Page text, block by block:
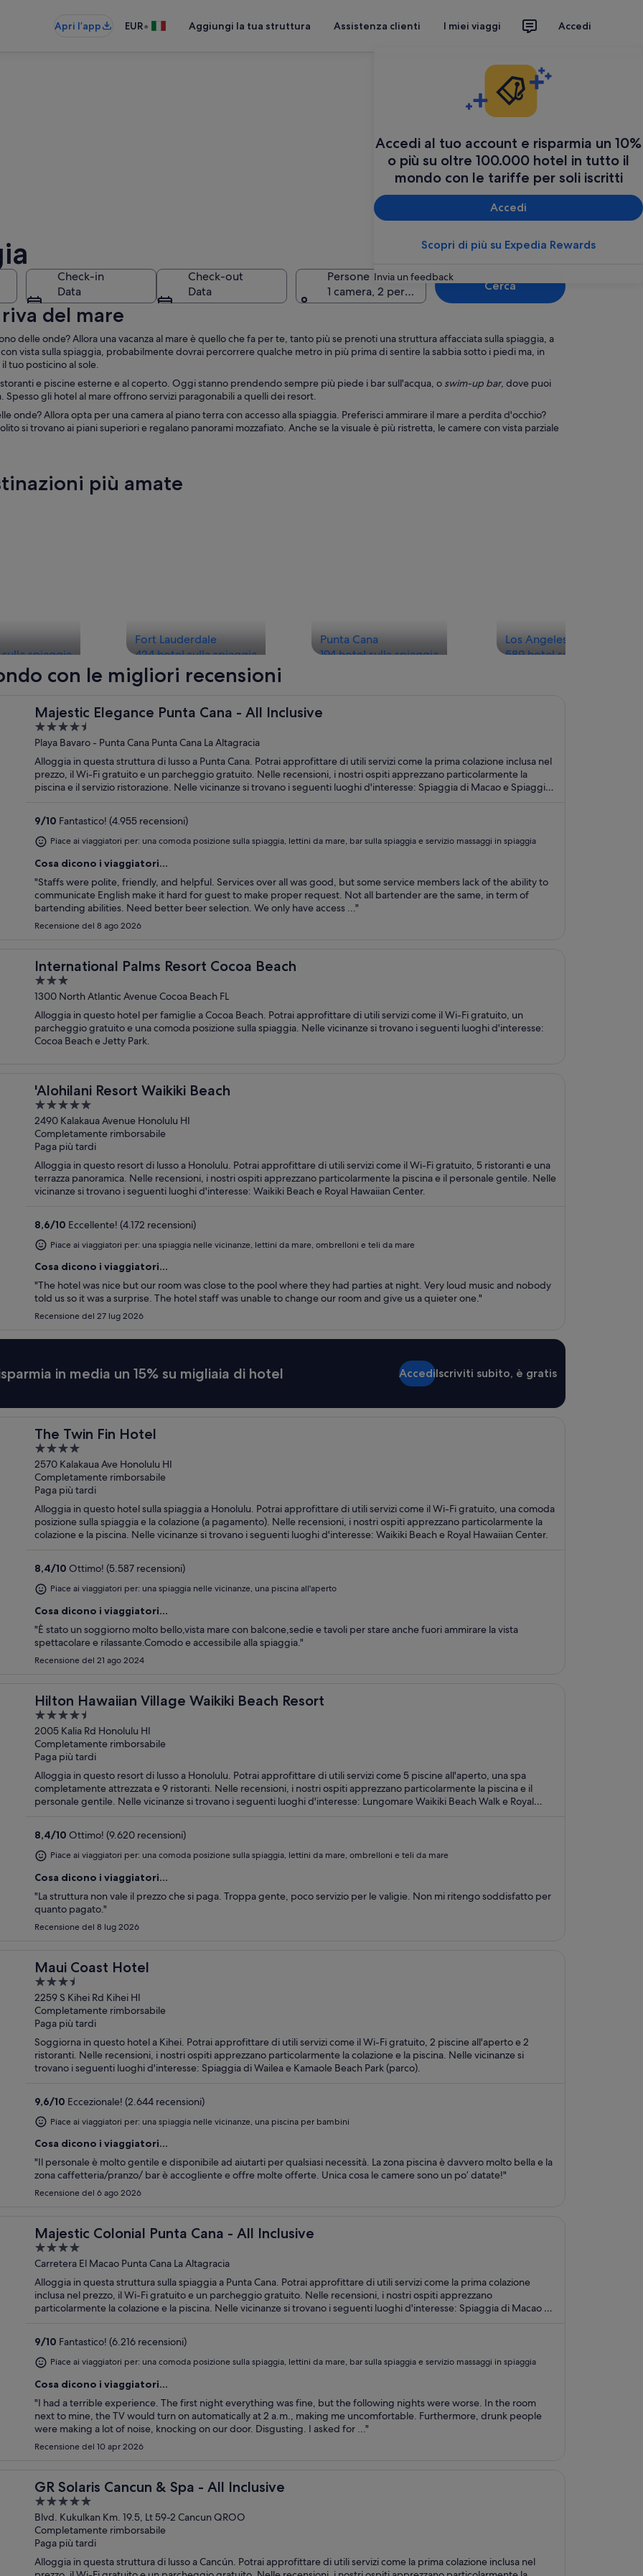
Apri l’app EUR• Aggiungi la tua struttura Assistenza clienti I miei viaggi Accedi
Accedi al tuo account e risparmia un 10%
o più su oltre 100.000 hotel in tutto il
mondo con le tariffe per soli iscritti
Accedi
Scopri di più su Expedia Rewards
Invia un feedback
Check-in
Data
Check-out
Data
Persone
1 camera, 2 persone
Cerca
del mare
delle onde? Allora una vacanza al mare è quello che fa per te, tanto più se prenoti una struttura affacciata sulla spiaggia, a
vista sulla spiaggia, probabilmente dovrai percorrere qualche metro in più prima di sentire la sabbia sotto i piedi ma, in
tuo posticino al sole.
e piscine esterne e al coperto. Oggi stanno prendendo sempre più piede i bar sull'acqua, o swim-up bar, dove puoi
gli hotel al mare offrono servizi paragonabili a quelli dei resort.
onde? Allora opta per una camera al piano terra con accesso alla spiaggia. Preferisci ammirare il mare a perdita d'occhio?
si trovano ai piani superiori e regalano panorami mozzafiato. Anche se la visuale è più ristretta, le camere con vista parziale
più amate
spiaggia
Fort Lauderdale
424 hotel sulla spiaggia
Punta Cana
194 hotel sulla spiaggia
Los Angeles
589 hotel sulla spiaggia
con le migliori recensioni
Majestic Elegance Punta Cana - All Inclusive
4.5
out
of
5
Playa Bavaro - Punta Cana Punta Cana La Altagracia
Alloggia in questa struttura di lusso a Punta Cana. Potrai approfittare di utili servizi come la prima colazione inclusa nel
prezzo, il Wi-Fi gratuito e un parcheggio gratuito. Nelle recensioni, i nostri ospiti apprezzano particolarmente la
piscina e il servizio ristorazione. Nelle vicinanze si trovano i seguenti luoghi d'interesse: Spiaggia di Macao e Spiaggia
9/10 Fantastico! (4.955 recensioni)
Piace ai viaggiatori per: una comoda posizione sulla spiaggia, lettini da mare, bar sulla spiaggia e servizio massaggi in spiaggia
Cosa dicono i viaggiatori...
"Staffs were polite, friendly, and helpful. Services over all was good, but some service members lack of the ability to
communicate English make it hard for guest to make proper request. Not all bartender are the same, in term of
bartending abilities. Need better beer selection. We only have access ..."
Recensione del 8 ago 2026
International Palms Resort Cocoa Beach
3
out
of
5
1300 North Atlantic Avenue Cocoa Beach FL
Alloggia in questo hotel per famiglie a Cocoa Beach. Potrai approfittare di utili servizi come il Wi-Fi gratuito, un
parcheggio gratuito e una comoda posizione sulla spiaggia. Nelle vicinanze si trovano i seguenti luoghi d'interesse:
Cocoa Beach e Jetty Park.
'Alohilani Resort Waikiki Beach
5
out
of
5
2490 Kalakaua Avenue Honolulu HI
Completamente rimborsabile
Paga più tardi
Alloggia in questo resort di lusso a Honolulu. Potrai approfittare di utili servizi come il Wi-Fi gratuito, 5 ristoranti e una
terrazza panoramica. Nelle recensioni, i nostri ospiti apprezzano particolarmente la piscina e il personale gentile. Nelle
vicinanze si trovano i seguenti luoghi d'interesse: Waikiki Beach e Royal Hawaiian Center.
8,6/10 Eccellente! (4.172 recensioni)
Piace ai viaggiatori per: una spiaggia nelle vicinanze, lettini da mare, ombrelloni e teli da mare
Cosa dicono i viaggiatori...
"The hotel was nice but our room was close to the pool where they had parties at night. Very loud music and nobody
told us so it was a surprise. The hotel staff was unable to change our room and give us a quieter one."
Recensione del 27 lug 2026
in media un 15% su migliaia di hotel AccediIscriviti subito, è gratis
The Twin Fin Hotel
4
out
of
5
2570 Kalakaua Ave Honolulu HI
Completamente rimborsabile
Paga più tardi
Alloggia in questo hotel sulla spiaggia a Honolulu. Potrai approfittare di utili servizi come il Wi-Fi gratuito, una comoda
posizione sulla spiaggia e la colazione (a pagamento). Nelle recensioni, i nostri ospiti apprezzano particolarmente la
colazione e la piscina. Nelle vicinanze si trovano i seguenti luoghi d'interesse: Waikiki Beach e Royal Hawaiian Center.
8,4/10 Ottimo! (5.587 recensioni)
Piace ai viaggiatori per: una spiaggia nelle vicinanze, una piscina all'aperto
Cosa dicono i viaggiatori...
"È stato un soggiorno molto bello,vista mare con balcone,sedie e tavoli per stare anche fuori ammirare la vista
spettacolare e rilassante.Comodo e accessibile alla spiaggia."
Recensione del 21 ago 2024
Hilton Hawaiian Village Waikiki Beach Resort
4.5
out
of
5
2005 Kalia Rd Honolulu HI
Completamente rimborsabile
Paga più tardi
Alloggia in questo resort di lusso a Honolulu. Potrai approfittare di utili servizi come 5 piscine all'aperto, una spa
completamente attrezzata e 9 ristoranti. Nelle recensioni, i nostri ospiti apprezzano particolarmente la piscina e il
personale gentile. Nelle vicinanze si trovano i seguenti luoghi d'interesse: Lungomare Waikiki Beach Walk e Royal
8,4/10 Ottimo! (9.620 recensioni)
Piace ai viaggiatori per: una comoda posizione sulla spiaggia, lettini da mare, ombrelloni e teli da mare
Cosa dicono i viaggiatori...
"La struttura non vale il prezzo che si paga. Troppa gente, poco servizio per le valigie. Non mi ritengo soddisfatto per
quanto pagato."
Recensione del 8 lug 2026
Maui Coast Hotel
3.5
out
of
5
2259 S Kihei Rd Kihei HI
Completamente rimborsabile
Paga più tardi
Soggiorna in questo hotel a Kihei. Potrai approfittare di utili servizi come il Wi-Fi gratuito, 2 piscine all'aperto e 2
ristoranti. Nelle recensioni, i nostri ospiti apprezzano particolarmente la colazione e la piscina. Nelle vicinanze si
trovano i seguenti luoghi d'interesse: Spiaggia di Wailea e Kamaole Beach Park (parco).
9,6/10 Eccezionale! (2.644 recensioni)
Piace ai viaggiatori per: una spiaggia nelle vicinanze, una piscina per bambini
Cosa dicono i viaggiatori...
"Il personale è molto gentile e disponibile ad aiutarti per qualsiasi necessità. La zona piscina è davvero molto bella e la
zona caffetteria/pranzo/ bar è accogliente e offre molte offerte. Unica cosa le camere sono un po’ datate!"
Recensione del 6 ago 2026
Majestic Colonial Punta Cana - All Inclusive
4
out
of
5
Carretera El Macao Punta Cana La Altagracia
Alloggia in questa struttura sulla spiaggia a Punta Cana. Potrai approfittare di utili servizi come la prima colazione
inclusa nel prezzo, il Wi-Fi gratuito e un parcheggio gratuito. Nelle recensioni, i nostri ospiti apprezzano
particolarmente la colazione e la piscina. Nelle vicinanze si trovano i seguenti luoghi d'interesse: Spiaggia di Macao e
9/10 Fantastico! (6.216 recensioni)
Piace ai viaggiatori per: una comoda posizione sulla spiaggia, lettini da mare, bar sulla spiaggia e servizio massaggi in spiaggia
Cosa dicono i viaggiatori...
"I had a terrible experience. The first night everything was fine, but the following nights were worse. In the room
next to mine, the TV would turn on automatically at 2 a.m., making me uncomfortable. Furthermore, drunk people
were making a lot of noise, knocking on our door. Disgusting. I asked for ..."
Recensione del 10 apr 2026
GR Solaris Cancun & Spa - All Inclusive
5
out
of
5
Blvd. Kukulkan Km. 19.5, Lt 59-2 Cancun QROO
Completamente rimborsabile
Paga più tardi
Alloggia in questa struttura di lusso a Cancún. Potrai approfittare di utili servizi come la prima colazione inclusa nel